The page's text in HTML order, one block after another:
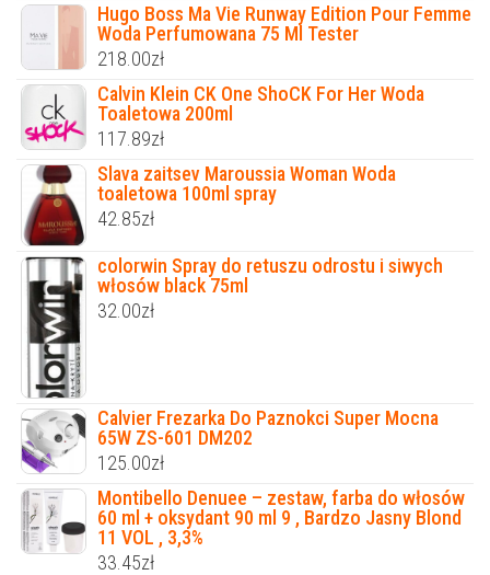
Hugo Boss Ma Vie Runway Edition Pour Femme
Woda Perfumowana 75 Ml Tester
218.00zł
Calvin Klein CK One ShoCK For Her Woda
Toaletowa 200ml
117.89zł
Slava zaitsev Maroussia Woman Woda
toaletowa 100ml spray
42.85zł
colorwin Spray do retuszu odrostu i siwych
włosów black 75ml
32.00zł
Calvier Frezarka Do Paznokci Super Mocna
65W ZS-601 DM202
125.00zł
Montibello Denuee – zestaw, farba do włosów
60 ml + oksydant 90 ml 9 , Bardzo Jasny Blond
11 VOL , 3,3%
33.45zł